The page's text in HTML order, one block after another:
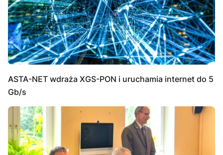
ASTA-NET wdraża XGS-PON i uruchamia internet do 5
Gb/s